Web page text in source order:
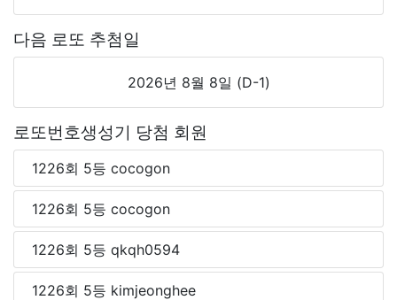
다음 로또 추첨일
2026년 8월 8일 (D-1)
로또번호생성기 당첨 회원
1226회 5등 cocogon
1226회 5등 cocogon
1226회 5등 qkqh0594
1226회 5등 kimjeonghee